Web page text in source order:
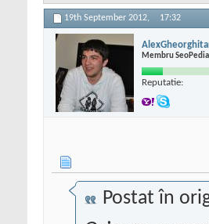
19th September 2012, 17:32
Membru SeoPedia
Reputatie:
Postat în